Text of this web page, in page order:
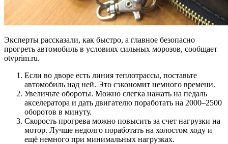
Эксперты рассказали, как быстро, а главное безопасно
прогреть автомобиль в условиях сильных морозов, сообщает
otvprim.ru.
Если во дворе есть линия теплотрассы, поставьте
автомобиль над ней. Это сэкономит немного времени.
Увеличьте обороты. Можно слегка нажать на педаль
акселератора и дать двигателю поработать на 2000–2500
оборотов в минуту.
Скорость прогрева можно повысить за счет нагрузки на
мотор. Лучше недолго поработать на холостом ходу и
ещё немного при минимальных нагрузках.